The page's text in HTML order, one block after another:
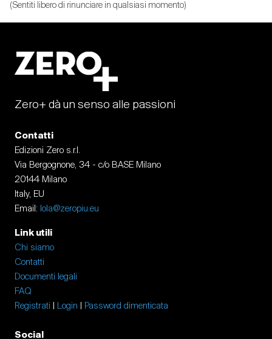
(Sentiti libero di rinunciare in qualsiasi momento)
Zero+ dà un senso alle passioni
Contatti
Edizioni Zero s.r.l.
Via Bergognone, 34 - c/o BASE Milano
20144 Milano
Italy, EU
Email: lola@zeropiu.eu
Link utili
Chi siamo
Contatti
Documenti legali
FAQ
Registrati
Login Password dimenticata
Social